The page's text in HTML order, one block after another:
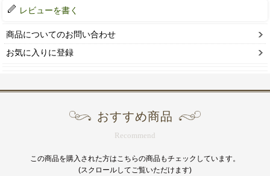
レビューを書く
商品についてのお問い合わせ
お気に入りに登録
おすすめ商品
Recommend
この商品を購入された方はこちらの商品もチェックしています。
(スクロールしてご覧いただけます)